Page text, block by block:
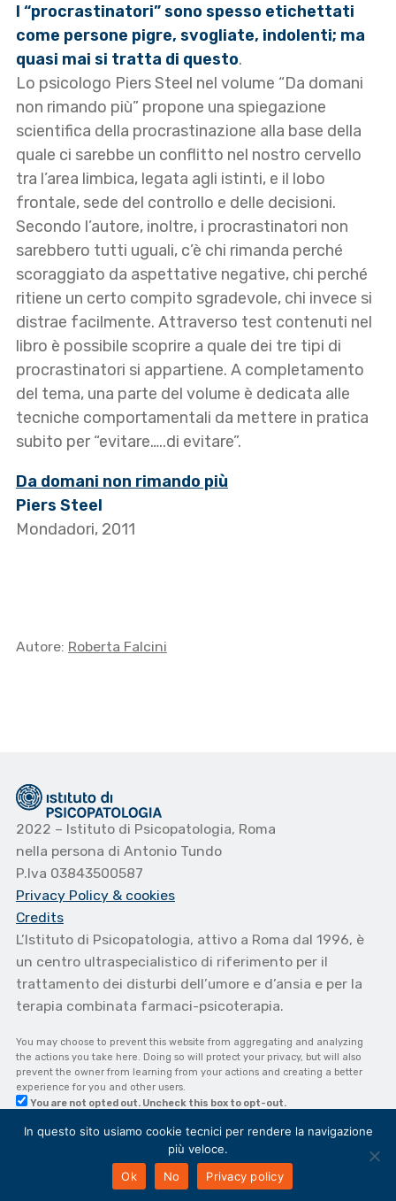
I “procrastinatori” sono spesso etichettati
come persone pigre, svogliate, indolenti; ma
quasi mai si tratta di questo.
Lo psicologo Piers Steel nel volume “Da domani
non rimando più” propone una spiegazione
scientifica della procrastinazione alla base della
quale ci sarebbe un conflitto nel nostro cervello
tra l’area limbica, legata agli istinti, e il lobo
frontale, sede del controllo e delle decisioni.
Secondo l’autore, inoltre, i procrastinatori non
sarebbero tutti uguali, c’è chi rimanda perché
scoraggiato da aspettative negative, chi perché
ritiene un certo compito sgradevole, chi invece si
distrae facilmente. Attraverso test contenuti nel
libro è possibile scoprire a quale dei tre tipi di
procrastinatori si appartiene. A completamento
del tema, una parte del volume è dedicata alle
tecniche comportamentali da mettere in pratica
subito per “evitare…..di evitare”.
Da domani non rimando più
Piers Steel
Mondadori, 2011
Autore: Roberta Falcini
2022 – Istituto di Psicopatologia, Roma
nella persona di Antonio Tundo
P.Iva 03843500587
Privacy Policy & cookies
Credits
L’Istituto di Psicopatologia, attivo a Roma dal 1996, è
un centro ultraspecialistico di riferimento per il
trattamento dei disturbi dell’umore e d’ansia e per la
terapia combinata farmaci-psicoterapia.
You may choose to prevent this website from aggregating and analyzing
the actions you take here. Doing so will protect your privacy, but will also
prevent the owner from learning from your actions and creating a better
experience for you and other users.
You are not opted out. Uncheck this box to opt-out.
In questo sito usiamo cookie tecnici per rendere la navigazione
più veloce.
Ok
No Privacy policy